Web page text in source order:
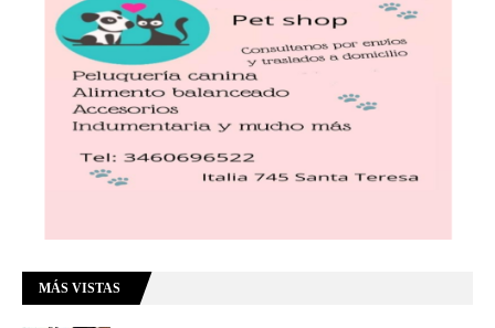
MÁS VISTAS